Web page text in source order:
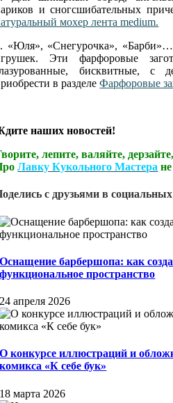
и сногсшибательных
мохер лента medium.
«Юля», «Снегурочка»,
Эти фарфоровые
бисквитные,
в разделеФарфоровые
наших новостей!
лепите, валяйте, дерзайте,
Лавку Кукольного Мастера
с друзьями в социальных
Оснащение барбершопа: как
функциональное пространство
24 апреля 2026
О конкурсе иллюстраций и
комикса «К себе бук»
18 марта 2026